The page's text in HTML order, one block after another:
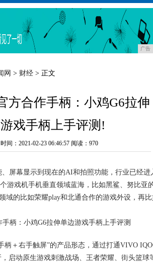
广告
网 > 财经 > 正文
方合作手柄：小鸡G6拉伸
戏手柄上手评测!
间：2021-02-23 06:46:57 阅读：970
、屏幕显示到现在的AI和拍照功能，行业已经
游戏机手机垂直领域蓝海，比如黑鲨、努比亚
域的比如荣耀play和北通合作的游戏外设，再
柄＋右手触屏”的产品形态，通过打通VIVO
启动原生游戏刺激战场、王者荣耀、街头篮